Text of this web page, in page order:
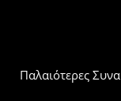
Παλαιότερες